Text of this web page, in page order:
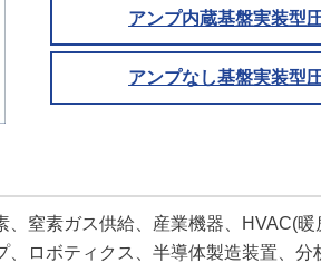
アンプ内蔵基盤実装型
アンプなし基盤実装型
窒素ガス供給、産業機器、HVAC(暖
ロボティクス、半導体製造装置、分